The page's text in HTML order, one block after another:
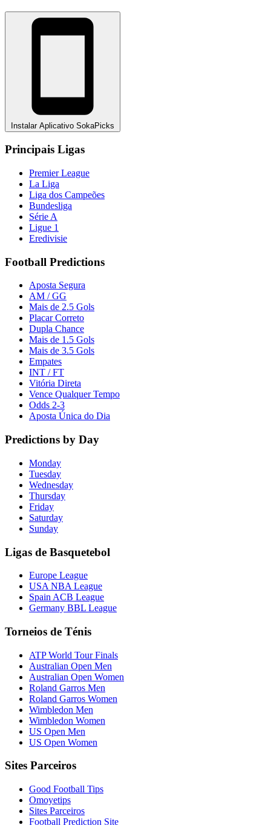
Instalar Aplicativo SokaPicks
Principais Ligas
Premier League
La Liga
Liga dos Campeões
Bundesliga
Série A
Ligue 1
Eredivisie
Football Predictions
Aposta Segura
AM / GG
Mais de 2.5 Gols
Placar Correto
Dupla Chance
Mais de 1.5 Gols
Mais de 3.5 Gols
Empates
INT / FT
Vitória Direta
Vence Qualquer Tempo
Odds 2-3
Aposta Única do Dia
Predictions by Day
Monday
Tuesday
Wednesday
Thursday
Friday
Saturday
Sunday
Ligas de Basquetebol
Europe League
USA NBA League
Spain ACB League
Germany BBL League
Torneios de Ténis
ATP World Tour Finals
Australian Open Men
Australian Open Women
Roland Garros Men
Roland Garros Women
Wimbledon Men
Wimbledon Women
US Open Men
US Open Women
Sites Parceiros
Good Football Tips
Omoyetips
Sites Parceiros
Football Prediction Site